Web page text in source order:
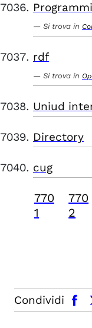
Si trova in
rdf
Si trova in
Uniud
Directory
cug
770
1
770
2
Condividi
facebook